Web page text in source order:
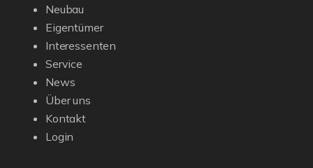
Neubau
Eigentümer
Interessenten
Service
News
Über uns
Kontakt
Login